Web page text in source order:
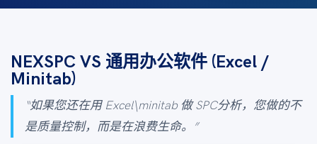
NEXSPC VS 通用办公软件 (Excel /
Minitab)
“如果您还在用 Excel\minitab 做 SPC分析，您做的不
是质量控制，而是在浪费生命。”